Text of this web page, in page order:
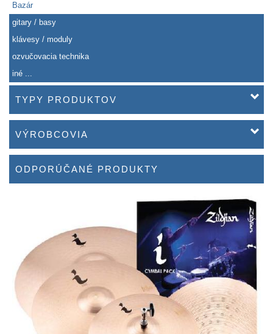
Bazár
gitary / basy
klávesy / moduly
ozvučovacia technika
iné ...
TYPY PRODUKTOV
VÝROBCOVIA
ODPORÚČANÉ PRODUKTY